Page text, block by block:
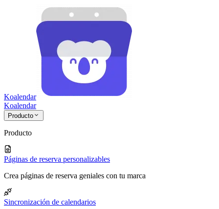
Koalendar
Koalendar
Producto
Producto
Páginas de reserva personalizables
Crea páginas de reserva geniales con tu marca
Sincronización de calendarios